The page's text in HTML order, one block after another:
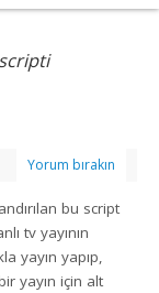
Yorum bırakın
bu script
tv yayının
yayın yapıp,
yayın için alt